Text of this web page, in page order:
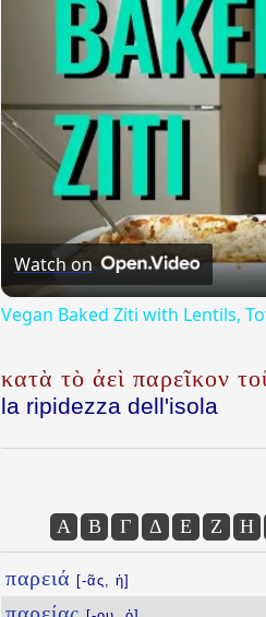
Watch on
Vegan Baked Ziti with Lentils,
κατὰ τὸ ἀεὶ παρεῖκον
la ripidezza dell'isola
Α Β Γ Δ Ε Ζ Η
παρειά [-ᾶς, ἡ]